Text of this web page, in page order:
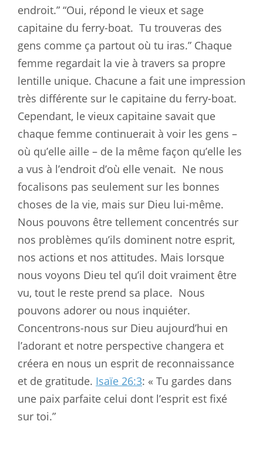
endroit.” “Oui, répond le vieux et sage
capitaine du ferry-boat. Tu trouveras des
gens comme ça partout où tu iras.” Chaque
femme regardait la vie à travers sa propre
lentille unique. Chacune a fait une impression
très différente sur le capitaine du ferry-boat.
Cependant, le vieux capitaine savait que
chaque femme continuerait à voir les gens –
où qu’elle aille – de la même façon qu’elle les
a vus à l’endroit d’où elle venait. Ne nous
focalisons pas seulement sur les bonnes
choses de la vie, mais sur Dieu lui-même.
Nous pouvons être tellement concentrés sur
nos problèmes qu’ils dominent notre esprit,
nos actions et nos attitudes. Mais lorsque
nous voyons Dieu tel qu’il doit vraiment être
vu, tout le reste prend sa place. Nous
pouvons adorer ou nous inquiéter.
Concentrons-nous sur Dieu aujourd’hui en
l’adorant et notre perspective changera et
créera en nous un esprit de reconnaissance
et de gratitude. Isaïe 26:3: « Tu gardes dans
une paix parfaite celui dont l’esprit est fixé
sur toi.”